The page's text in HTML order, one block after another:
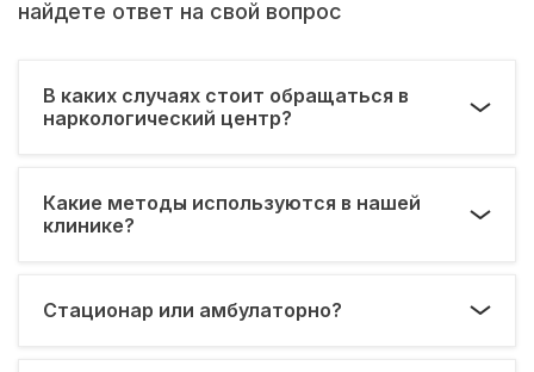
найдете ответ на свой вопрос
В каких случаях стоит обращаться в
наркологический центр?
Какие методы используются в нашей
клинике?
Стационар или амбулаторно?